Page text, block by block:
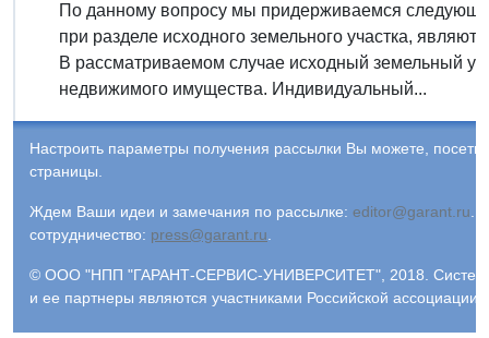
По данному вопросу мы придерживаемся
при разделе исходного земельного участка,
В рассматриваемом случае исходный земельный
недвижимого имущества. Индивидуальный...
Настроить параметры получения рассылки Вы можете,
страницы.
Ждем Ваши идеи и замечания по рассылке: editor@garant.ru.
сотрудничество: press@garant.ru.
© ООО "НПП "ГАРАНТ-СЕРВИС-УНИВЕРСИТЕТ", 2018. Система
и ее партнеры являются участниками Российской